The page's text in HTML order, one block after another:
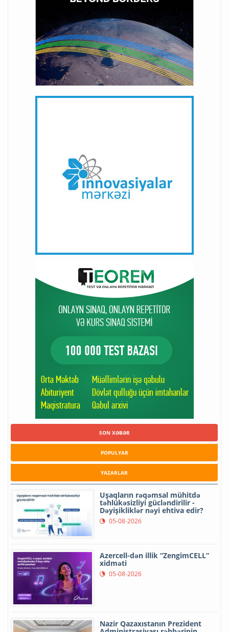
SON XƏBƏR
POPULYAR
YAZARLAR
Uşaqların rəqəmsal mühitdə
təhlükəsizliyi gücləndirilir -
Dəyişikliklər nəyi ehtiva edir?
05-08-2026
Azercell-dən illik “ZengimCELL”
xidməti
05-08-2026
Nazir Qazaxıstanın Prezident